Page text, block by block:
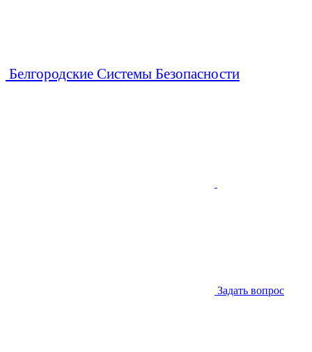
Белгородские Системы Безопасности
Задать вопрос